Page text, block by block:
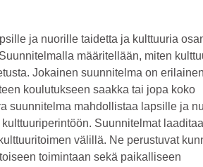
ja nuorille taidetta ja kulttuuria
määritellään, miten
Jokainen suunnitelma on
koulutukseen saakka tai jopa koko
suunnitelma mahdollistaa lapsille ja
Suunnitelmat
välillä. Ne perustuvat
toimintaan sekä paikalliseen